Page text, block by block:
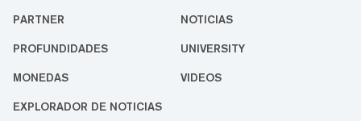
PARTNER NOTICIAS
PROFUNDIDADES UNIVERSITY
MONEDAS VIDEOS
EXPLORADOR DE NOTICIAS